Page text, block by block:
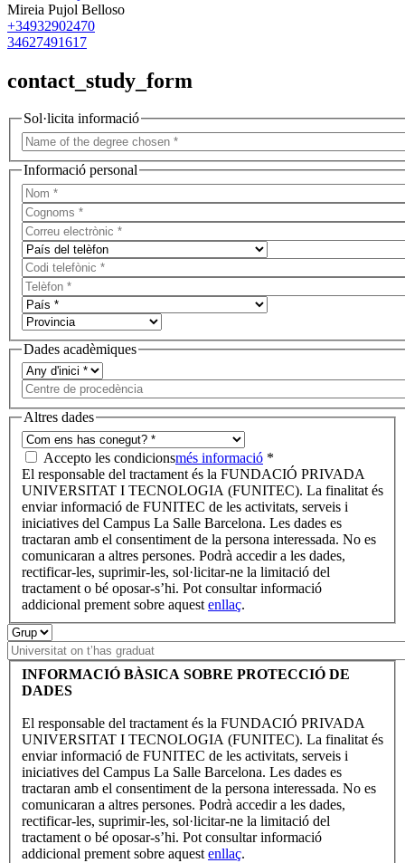
Mireia Pujol Belloso
+34932902470
34627491617
contact_study_form
Sol·licita informació
Informació personal
Dades acadèmiques
Altres dades
Accepto les condicionsmés informació *
El responsable del tractament és la FUNDACIÓ PRIVADA
UNIVERSITAT I TECNOLOGIA (FUNITEC). La finalitat és
enviar informació de FUNITEC de les activitats, serveis i
iniciatives del Campus La Salle Barcelona. Les dades es
tractaran amb el consentiment de la persona interessada. No es
comunicaran a altres persones. Podrà accedir a les dades,
rectificar-les, suprimir-les, sol·licitar-ne la limitació del
tractament o bé oposar-s’hi. Pot consultar informació
addicional prement sobre aquest enllaç.
INFORMACIÓ BÀSICA SOBRE PROTECCIÓ DE
DADES
El responsable del tractament és la FUNDACIÓ PRIVADA
UNIVERSITAT I TECNOLOGIA (FUNITEC). La finalitat és
enviar informació de FUNITEC de les activitats, serveis i
iniciatives del Campus La Salle Barcelona. Les dades es
tractaran amb el consentiment de la persona interessada. No es
comunicaran a altres persones. Podrà accedir a les dades,
rectificar-les, suprimir-les, sol·licitar-ne la limitació del
tractament o bé oposar-s’hi. Pot consultar informació
addicional prement sobre aquest enllaç.